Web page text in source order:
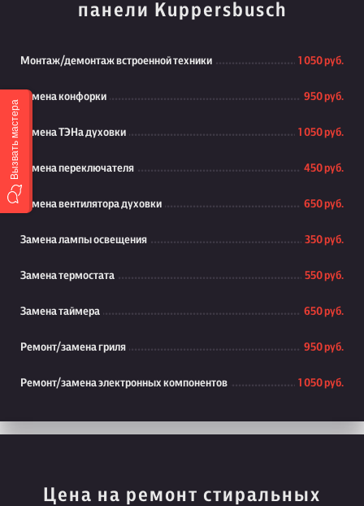
панели Kuppersbusch
Монтаж/демонтаж встроенной техники 1 050 руб.
Замена конфорки 950 руб.
Замена ТЭНа духовки 1 050 руб.
Замена переключателя 450 руб.
Замена вентилятора духовки 650 руб.
Замена лампы освещения 350 руб.
Замена термостата 550 руб.
Замена таймера 650 руб.
Ремонт/замена гриля 950 руб.
Ремонт/замена электронных компонентов 1 050 руб.
Цена на ремонт стиральных
Вызвать мастера